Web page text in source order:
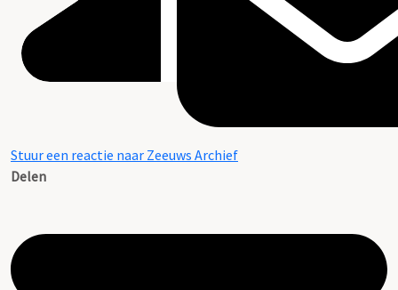
Stuur een reactie naar Zeeuws Archief
Delen